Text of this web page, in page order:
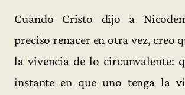
Cuando Cristo dijo a
preciso renacer en otra vez, creo
la vivencia de lo circunvalente:
instante en que uno tenga la